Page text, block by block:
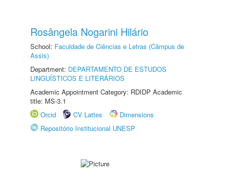
Rosângela Nogarini Hilário
School: Faculdade de Ciências e Letras (Câmpus de
Assis)
Department: DEPARTAMENTO DE ESTUDOS
LINGUÍSTICOS E LITERÁRIOS
Academic Appointment Category: RDIDP Academic
title: MS-3.1
Orcid
CV Lattes
Dimensions
Repositório Institucional UNESP